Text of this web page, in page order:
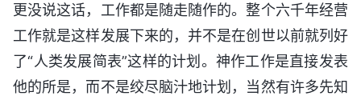
更没说这话，工作都是随走随作的。整个六千年经营
工作就是这样发展下来的，并不是在创世以前就列好
了“人类发展简表”这样的计划。神作工作是直接发表
他的所是，而不是绞尽脑汁地计划，当然有许多先知